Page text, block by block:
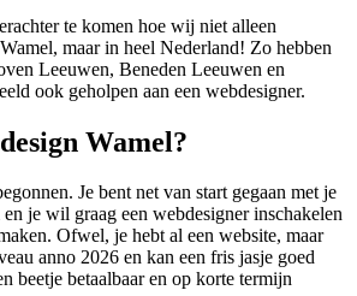
te komen hoe wij niet alleen
maar in heel Nederland! Zo hebben
Leeuwen, Beneden Leeuwen en
ook geholpen aan een webdesigner.
Wamel?
Je bent net van start gegaan met je
je wil graag een webdesigner inschakelen
Ofwel, je hebt al een website, maar
anno 2026 en kan een fris jasje goed
beetje betaalbaar en op korte termijn